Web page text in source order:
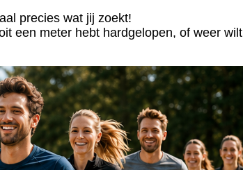
precies wat jij zoekt!
een meter hebt hardgelopen, of weer wilt